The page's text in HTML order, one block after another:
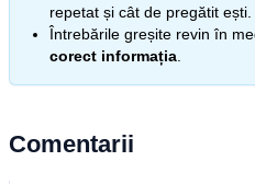
repetat și cât de pregătit ești.
Întrebările greșite revin în
corect informația
Comentarii